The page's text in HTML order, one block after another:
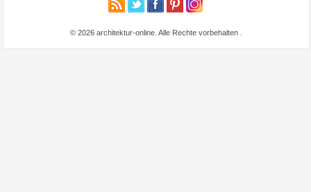
© 2026 architektur-online. Alle Rechte vorbehalten